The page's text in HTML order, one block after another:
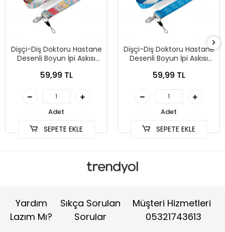
Dişçi-Diş Doktoru Hastane
Desenli Boyun İpi Askısı
Telefon Askısı
59,99 TL
Adet
SEPETE EKLE
Dişçi-Diş Doktoru Hastane
Desenli Boyun İpi Askısı
Telefon Askısı
59,99 TL
Adet
SEPETE EKLE
Yardım
Lazım Mı?
Sıkça Sorulan
Sorular
Müşteri Hizmetleri
05321743613